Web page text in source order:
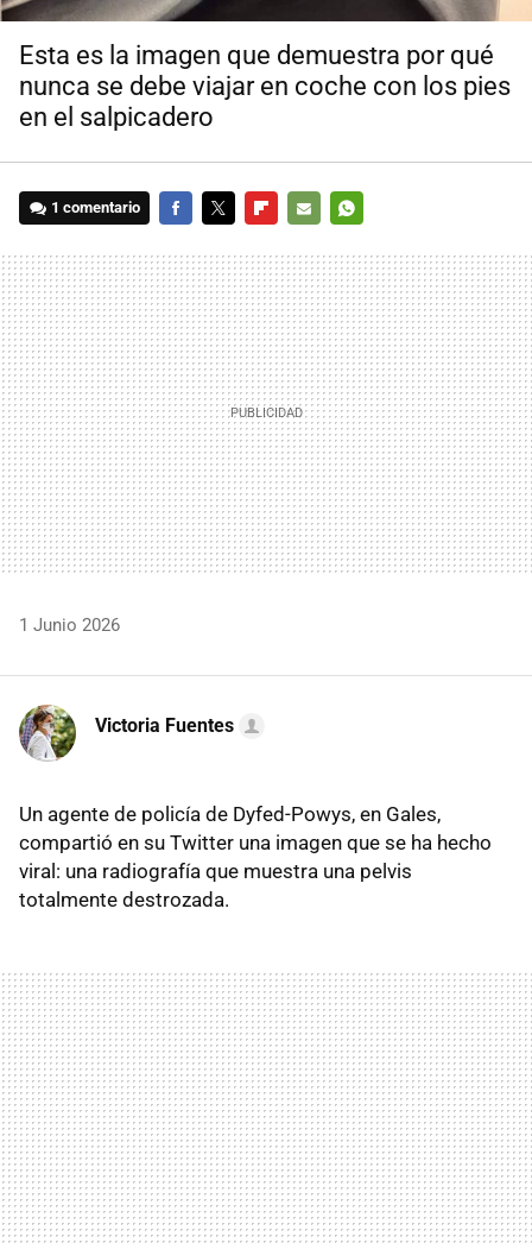
Esta es la imagen que demuestra por qué
nunca se debe viajar en coche con los pies
en el salpicadero
1 comentario
MAIL
1 Junio 2026
Victoria Fuentes
Un agente de policía de Dyfed-Powys, en Gales,
compartió en su Twitter una imagen que se ha hecho
viral: una radiografía que muestra una pelvis
totalmente destrozada.